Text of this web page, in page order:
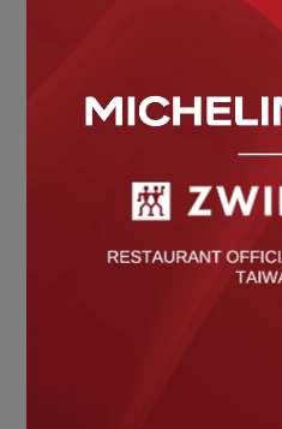
ZWILLING 德國雙人
保溫保冰隨行杯500ml (含
茶濾網/辦公室杯/環保杯)